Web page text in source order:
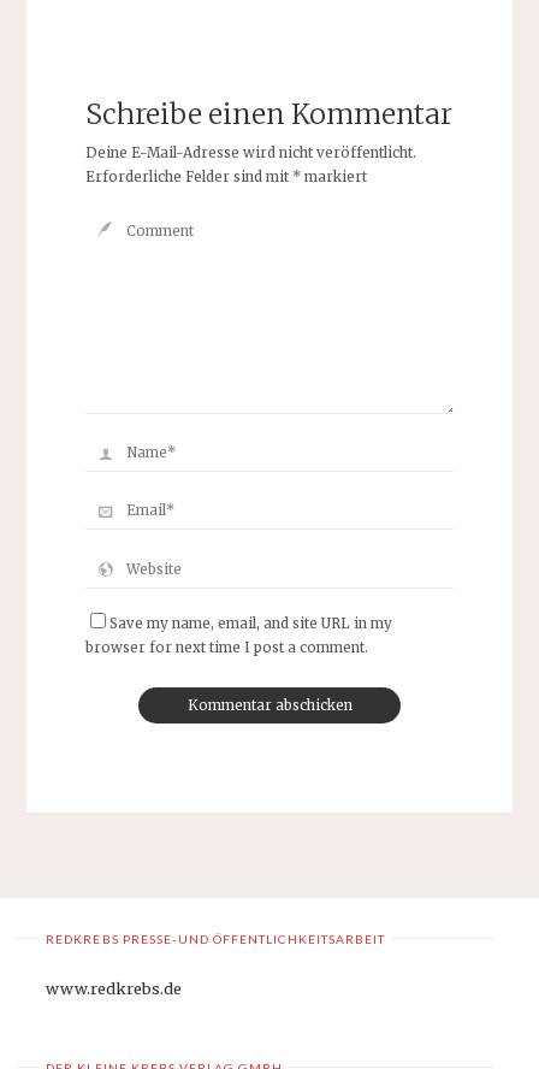
Schreibe einen Kommentar
Deine E-Mail-Adresse wird nicht veröffentlicht.
Erforderliche Felder sind mit *markiert
Save my name, email, and site URL in my
browser for next time I post a comment.
REDKREBS PRESSE-UND ÖFFENTLICHKEITSARBEIT
www.redkrebs.de